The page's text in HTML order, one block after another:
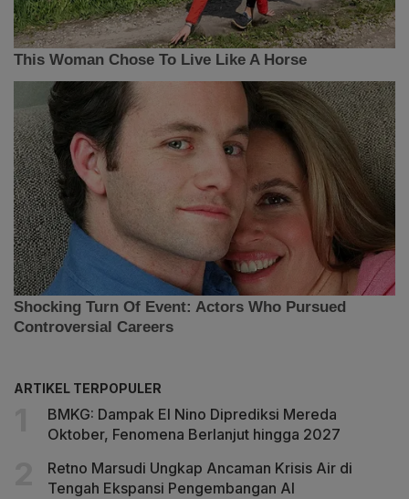
ARTIKEL TERPOPULER
BMKG: Dampak El Nino Diprediksi Mereda
Oktober, Fenomena Berlanjut hingga 2027
Retno Marsudi Ungkap Ancaman Krisis Air di
Tengah Ekspansi Pengembangan AI